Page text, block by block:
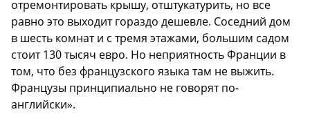
отремонтировать крышу, отштукатурить, но все
равно это выходит гораздо дешевле. Соседний дом
в шесть комнат и с тремя этажами, большим садом
стоит 130 тысяч евро. Но неприятность Франции в
том, что без французского языка там не выжить.
Французы принципиально не говорят по-
английски».